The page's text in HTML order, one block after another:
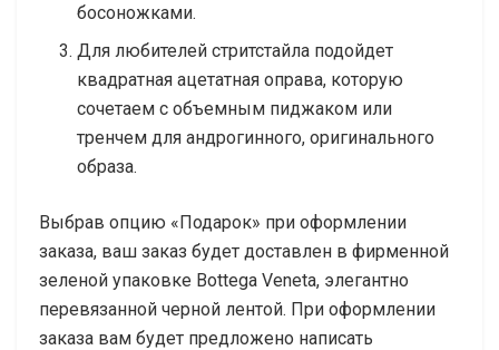
босоножками.
Для любителей стритстайла подойдет
квадратная ацетатная оправа, которую
сочетаем с объемным пиджаком или
тренчем для андрогинного, оригинального
образа.
Выбрав опцию «Подарок» при оформлении
заказа, ваш заказ будет доставлен в фирменной
зеленой упаковке Bottega Veneta, элегантно
перевязанной черной лентой. При оформлении
заказа вам будет предложено написать